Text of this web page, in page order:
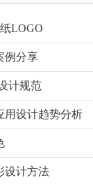
LOGO
例分享
计规范
用设计趋势分析
设计方法